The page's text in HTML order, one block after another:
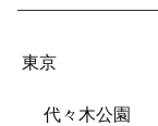
東京
代々木公園